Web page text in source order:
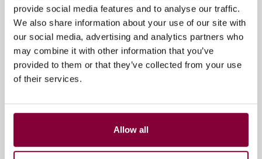
provide social media features and to analyse our traffic.
We also share information about your use of our site with
our social media, advertising and analytics partners who
may combine it with other information that you’ve
provided to them or that they’ve collected from your use
of their services.
Allow all
Max & De Media
Gerelateerde artikelen